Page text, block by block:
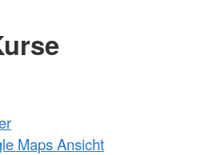
Maps Ansicht